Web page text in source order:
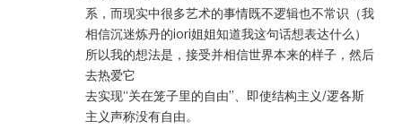
系，而现实中很多艺术的事情既不逻辑也不常识（我
相信沉迷炼丹的iori姐姐知道我这句话想表达什么）
所以我的想法是，接受并相信世界本来的样子，然后
去热爱它
去实现“关在笼子里的自由”、即使结构主义/逻各斯
主义声称没有自由。